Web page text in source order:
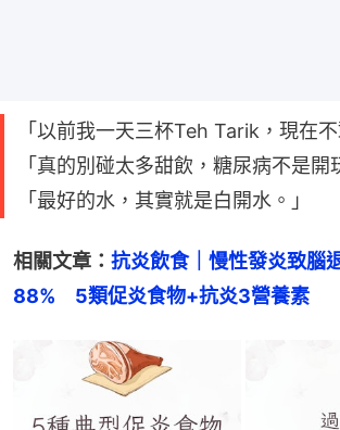
「以前我一天三杯Teh Tarik，現在不
「真的別碰太多甜飲，糖尿病不是開
「最好的水，其實就是白開水。」
相關文章： 抗炎飲食｜慢性發炎致腦
88%　5類促炎食物+抗炎3營養素